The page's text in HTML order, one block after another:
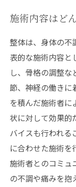
施術内容はど
整体は、身体の不
表的な施術内容と
し、骨格の調整
節、神経の働きに
を積んだ施術者に
状に対して効果的
バイスも行われる
に合わせた施術を
施術者とのコミュ
の不調や痛みを抱